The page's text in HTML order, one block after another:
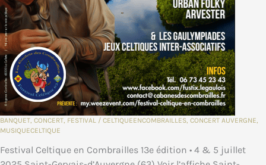
BANQUET, CONCERT, FESTIVAL / CELTIQUEENCOMBRAILLES, CONCERT AUVERGNE,
MUSIQUECELTIQUE
Festival Celtique en Combrailles 13e édition • 4 & 5 juillet